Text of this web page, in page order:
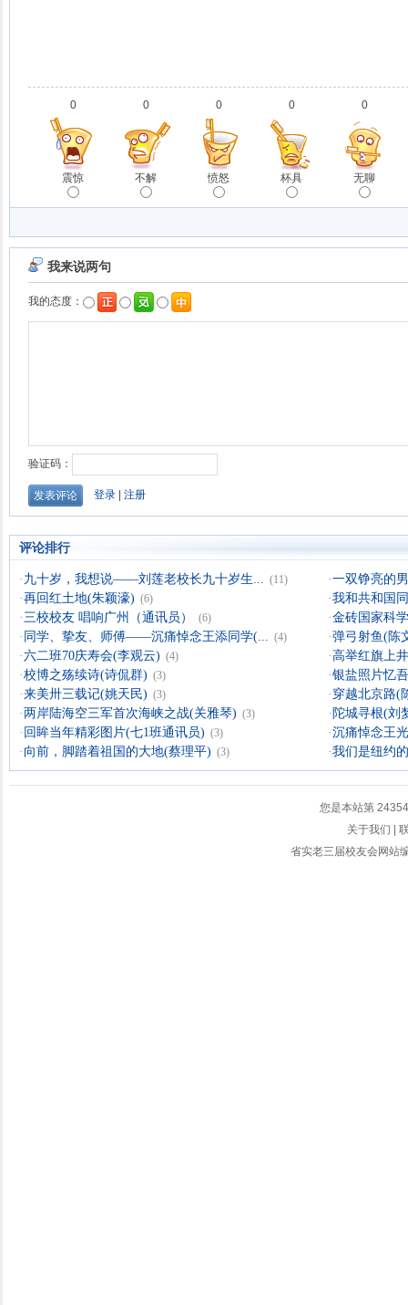
0
震惊
0
不解
0
愤怒
0
杯具
0
无聊
评论排行
· 九十岁，我想说——刘莲老校长九十岁生... (11) ·一双铮亮的
·再回红土地(朱颖濠) (6) ·我和共和国
·三校校友 唱响广州（通讯员） (6) ·金砖国家科
· 同学、挚友、师傅——沉痛悼念王添同学(... (4) ·弹弓射鱼(陈
·六二班70庆寿会(李观云) (4) ·高举红旗上
·校博之殇续诗(诗侃群) (3) ·银盐照片忆
·来美卅三载记(姚天民) (3) · 穿越北京路(
· 两岸陆海空三军首次海峡之战(关雅琴) (3) · 陀城寻根(刘
· 回眸当年精彩图片(七1班通讯员) (3) ·沉痛悼念王
· 向前，脚踏着祖国的大地(蔡理平) (3) ·我们是纽约
您是本站第
关于我们
省实老三届校友会网站